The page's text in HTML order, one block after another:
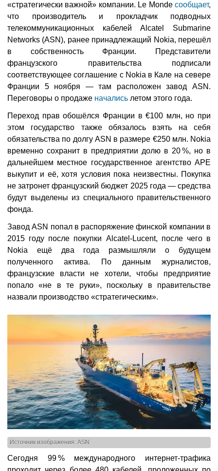
«стратегически важной» компании. Le Monde сообщает,
что производитель и прокладчик подводных
телекоммуникационных кабелей Alcatel Submarine
Networks (ASN), ранее принадлежащий Nokia, перешёл
в собственность Франции. Представители
французского правительства подписали
соответствующее соглашение с Nokia в Кале на севере
Франции 5 ноября — там расположен завод ASN.
Переговоры о продаже начались летом этого года.
Переход прав обошёлся Франции в €100 млн, но при
этом государство также обязалось взять на себя
обязательства по долгу ASN в размере €250 млн. Nokia
временно сохранит в предприятии долю в 20 %, но в
дальнейшем местное государственное агентство APE
выкупит и её, хотя условия пока неизвестны. Покупка
не затронет французский бюджет 2025 года — средства
будут выделены из специального правительственного
фонда.
Завод ASN попал в распоряжение финской компании в
2015 году после покупки Alcatel-Lucent, после чего в
Nokia ещё два года размышляли о будущем
полученного актива. По данным журналистов,
французские власти не хотели, чтобы предприятие
попало «не в те руки», поскольку в правительстве
назвали производство «стратегическим».
Источник изображения: ASN
Сегодня 99 % международного интернет-трафика